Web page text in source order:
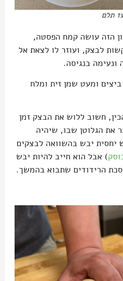
תלם
הזה עושה קמח הפסטה,
לבצק, ועוזר לו לצאת אל
בנגיסה.
ומעט שמן זית ומלח
חשוב ללוש את הבצק זמן
את הגלוטן שבו, שיהיה
יחסית יבש בהשוואה לבצקים
) אבל הוא חייב להיות יבש
הרידודים שתבוא בהמשך.